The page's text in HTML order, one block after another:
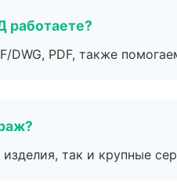
работаете?
DWG, PDF, также
так и крупные